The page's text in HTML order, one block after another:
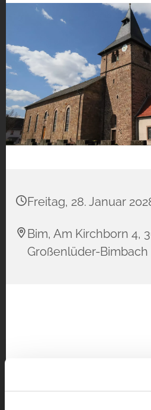
Freitag, 28. Januar
Bim, Am Kirchborn 4,
Großenlüder-Bimbach